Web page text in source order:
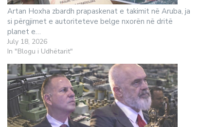
Artan Hoxha zbardh prapaskenat e takimit në Aruba, ja
si përgjimet e autoriteteve belge nxorën në dritë
planet e…
July 18, 2026
In "Blogu i Udhëtarit"